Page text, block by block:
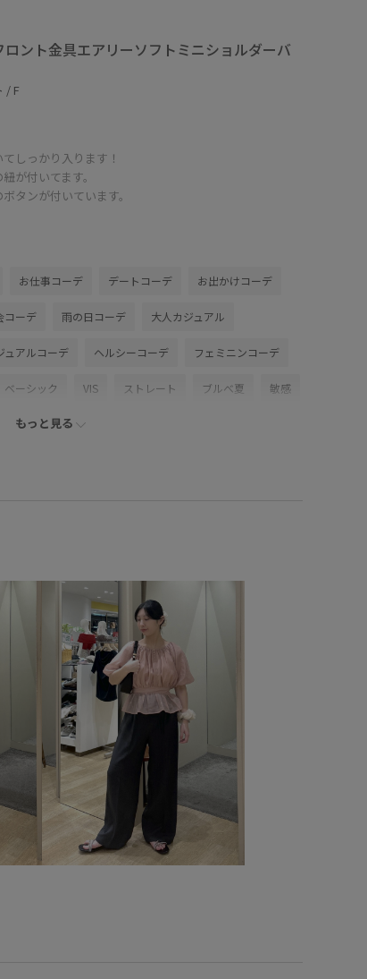
ロント金具エアリーソフトミニショルダーバ
/ F
しっかり入ります！
が付いてます。
タンが付いています。
お仕事コーデ デートコーデ お出かけコーデ
コーデ 雨の日コーデ 大人カジュアル
ュアルコーデ ヘルシーコーデ フェミニンコーデ
ベーシック VIS ストレート ブルべ夏 敏感
バッグ ショルダーバッグ
クッション シャープ
スラックス セットアップ
ハイウエスト ハリ感
ベルト ボタンがポイント
シルエット ワイドパンツ ワンピース
収納力
い 女性らしさ 後ろ姿も美しい 歩きやすい
疲れにくい 着回しやすい
もっと見る